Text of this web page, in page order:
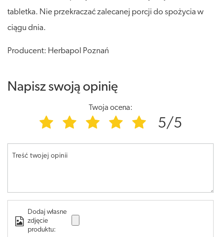
tabletka. Nie przekraczać zalecanej porcji do spożycia w
ciągu dnia.
Producent: Herbapol Poznań
Napisz swoją opinię
Twoja ocena:
5/5
Treść twojej opinii
Dodaj własne
zdjęcie
produktu: